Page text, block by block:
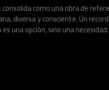
como una obra de
diversa y consciente. Un
una opción, sino una necesidad.